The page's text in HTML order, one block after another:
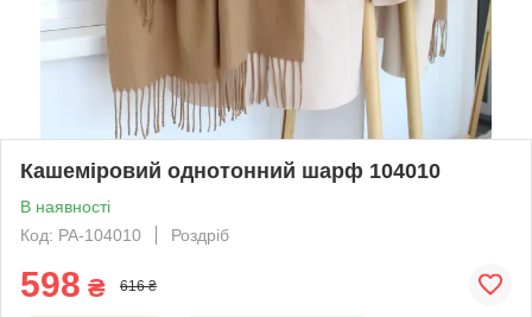
Кашеміровий однотонний шарф 104010
В наявності
Код: PA-104010
Роздріб
598 ₴ 616 ₴